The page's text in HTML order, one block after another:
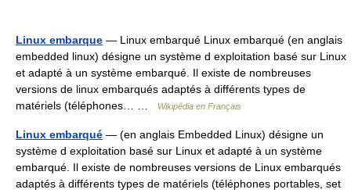
Linux embarque — Linux embarqué Linux embarqué (en anglais
embedded linux) désigne un système d exploitation basé sur Linux
et adapté à un système embarqué. Il existe de nombreuses
versions de linux embarqués adaptés à différents types de
matériels (téléphones… …
Wikipédia en Français
Linux embarqué — (en anglais Embedded Linux) désigne un
système d exploitation basé sur Linux et adapté à un système
embarqué. Il existe de nombreuses versions de Linux embarqués
adaptés à différents types de matériels (téléphones portables, set